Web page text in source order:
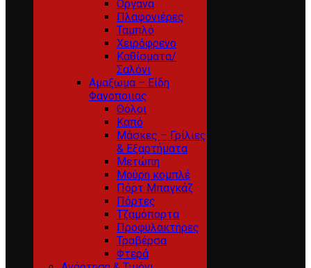
Οργανα
Πλαφονιέρες
Ταμπλό
Χειρόφρενο
Καθίσματα/
Σαλόνι
Αμαξωμα – Είδη
Φανοποιιας
Θόλοι
Καπό
Μάσκες – Γρίλιες
& Εξαρτήματα
Μετώπη
Μούρη κομπλέ
Πόρτ Μπαγκάζ
Πόρτες
Τζαμόπορτα
Προφυλακτήρες
Τραβέρσα
Φτερά